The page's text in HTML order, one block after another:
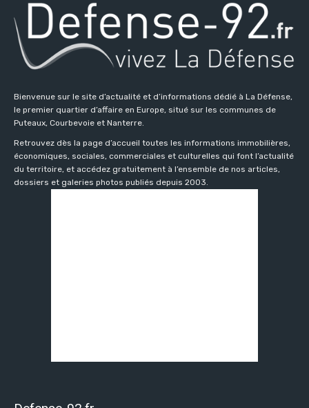
Bienvenue sur le site d’actualité et d’informations dédié à La Défense,
le premier quartier d’affaire en Europe, situé sur les communes de
Puteaux, Courbevoie et Nanterre.
Retrouvez dès la page d’accueil toutes les informations immobilières,
économiques, sociales, commerciales et culturelles qui font l’actualité
du territoire, et accédez gratuitement à l’ensemble de nos articles,
dossiers et galeries photos publiés depuis 2003.